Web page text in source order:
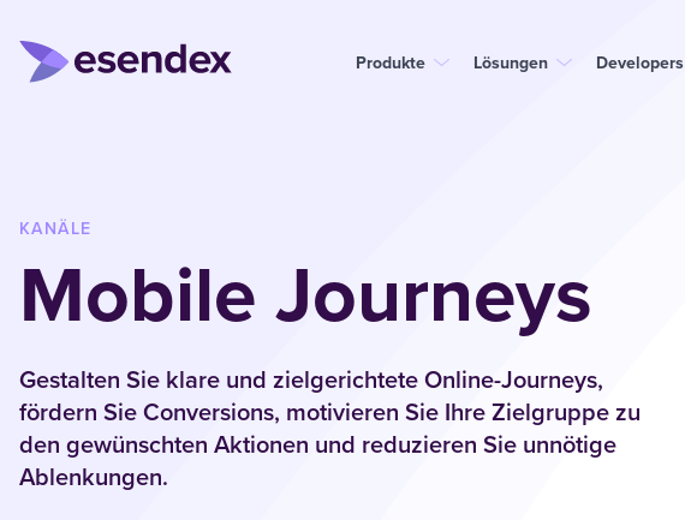
Produkte Lösungen Developers
KANÄLE
Mobile Journeys
Gestalten Sie klare und zielgerichtete Online-Journeys,
fördern Sie Conversions, motivieren Sie Ihre Zielgruppe zu
den gewünschten Aktionen und reduzieren Sie unnötige
Ablenkungen.